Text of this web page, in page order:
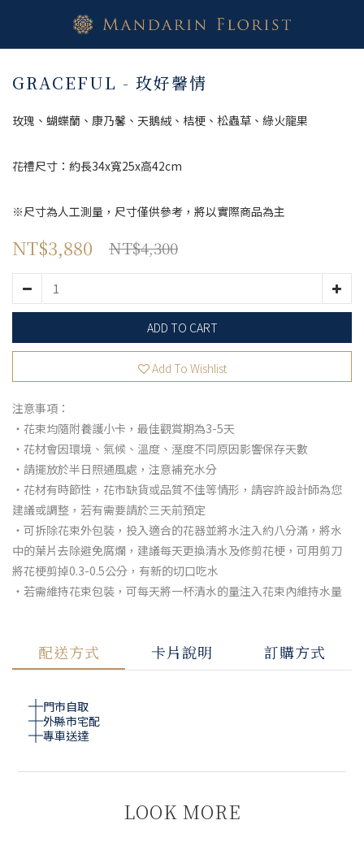
GRACEFUL - 玫好馨情
玫瑰、蝴蝶蘭、康乃馨、天鵝絨、桔梗、松蟲草、綠火龍果
花禮尺寸：約長34x寬25x高42cm
※尺寸為人工測量，尺寸僅供參考，將以實際商品為主
NT$3,880 NT$4,300
ADD TO CART
Add To Wishlist
注意事項：
・花束均隨附養護小卡，最佳觀賞期為3-5天
・花材會因環境、氣候、溫度、溼度不同原因影響保存天數
・請擺放於半日照通風處，注意補充水分
・花材有時節性，花市缺貨或品質不佳等情形，請容許設計師為您
建議或調整，若有需要請於三天前預定
・可拆除花束外包裝，投入適合的花器並將水注入約八分滿，將水
中的葉片去除避免腐爛，建議每天更換清水及修剪花梗，可用剪刀
將花梗剪掉0.3-0.5公分，有新的切口吃水
・若需維持花束包裝，可每天將一杯清水的量注入花束內維持水量
配送方式 卡片說明 訂購方式
門市自取
外縣市宅配
專車送達
LOOK MORE